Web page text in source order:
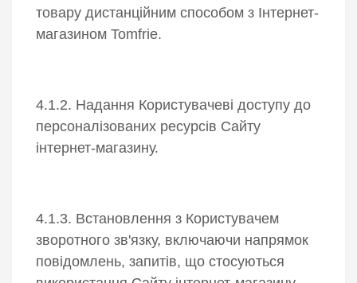
товару дистанційним способом з Інтернет-
магазином Tomfrie.
4.1.2. Надання Користувачеві доступу до
персоналізованих ресурсів Сайту
інтернет-магазину.
4.1.3. Встановлення з Користувачем
зворотного зв'язку, включаючи напрямок
повідомлень, запитів, що стосуються